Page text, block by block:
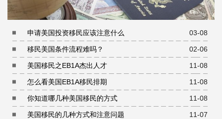
03-08
申请美国投资移民应该注意什么
02-06
移民美国条件流程难吗？
11-08
美国移民之EB1A杰出人才
11-08
怎么看美国EB1A移民排期
11-08
你知道哪几种美国移民的方式
11-07
美国移民的几种方式和注意问题